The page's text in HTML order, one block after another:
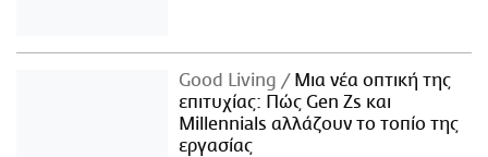
Good Living
Μια νέα οπτική της
επιτυχίας: Πώς Gen Zs και
Millennials αλλάζουν το τοπίο της
εργασίας